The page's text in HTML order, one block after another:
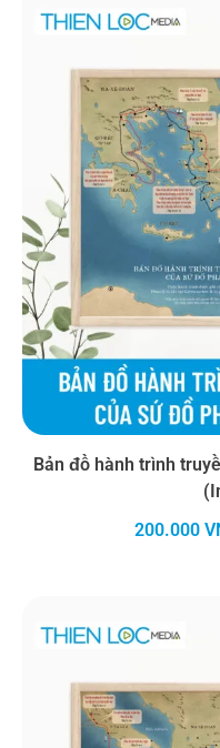
Bản đồ hành trình
200.000